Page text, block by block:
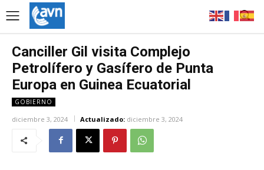
Canciller Gil visita Complejo
Petrolífero y Gasífero de Punta
Europa en Guinea Ecuatorial
GOBIERNO
diciembre 3, 2024 Actualizado: diciembre 3, 2024